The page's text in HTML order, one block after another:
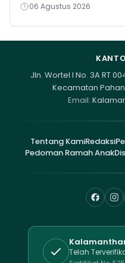
06 Agustus 2026
Jln. Wortel I No. 3A RT
Kecamatan
Email:
Tentang KamiRedaksi
Pedoman Ramah Anak
Telah